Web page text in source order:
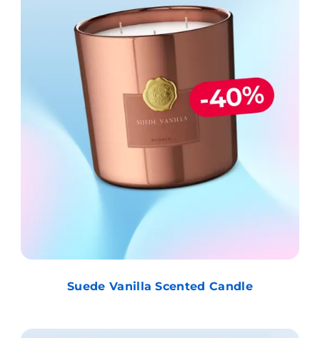
Suede Vanilla Scented Candle